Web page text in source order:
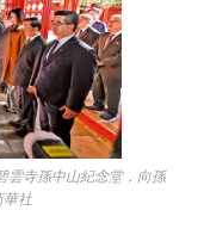
寺孫中山紀念堂，向孫
華社